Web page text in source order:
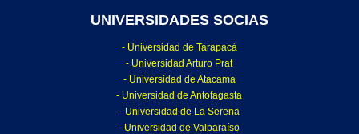
UNIVERSIDADES SOCIAS
- Universidad de Tarapacá
- Universidad Arturo Prat
- Universidad de Atacama
- Universidad de Antofagasta
- Universidad de La Serena
- Universidad de Valparaíso